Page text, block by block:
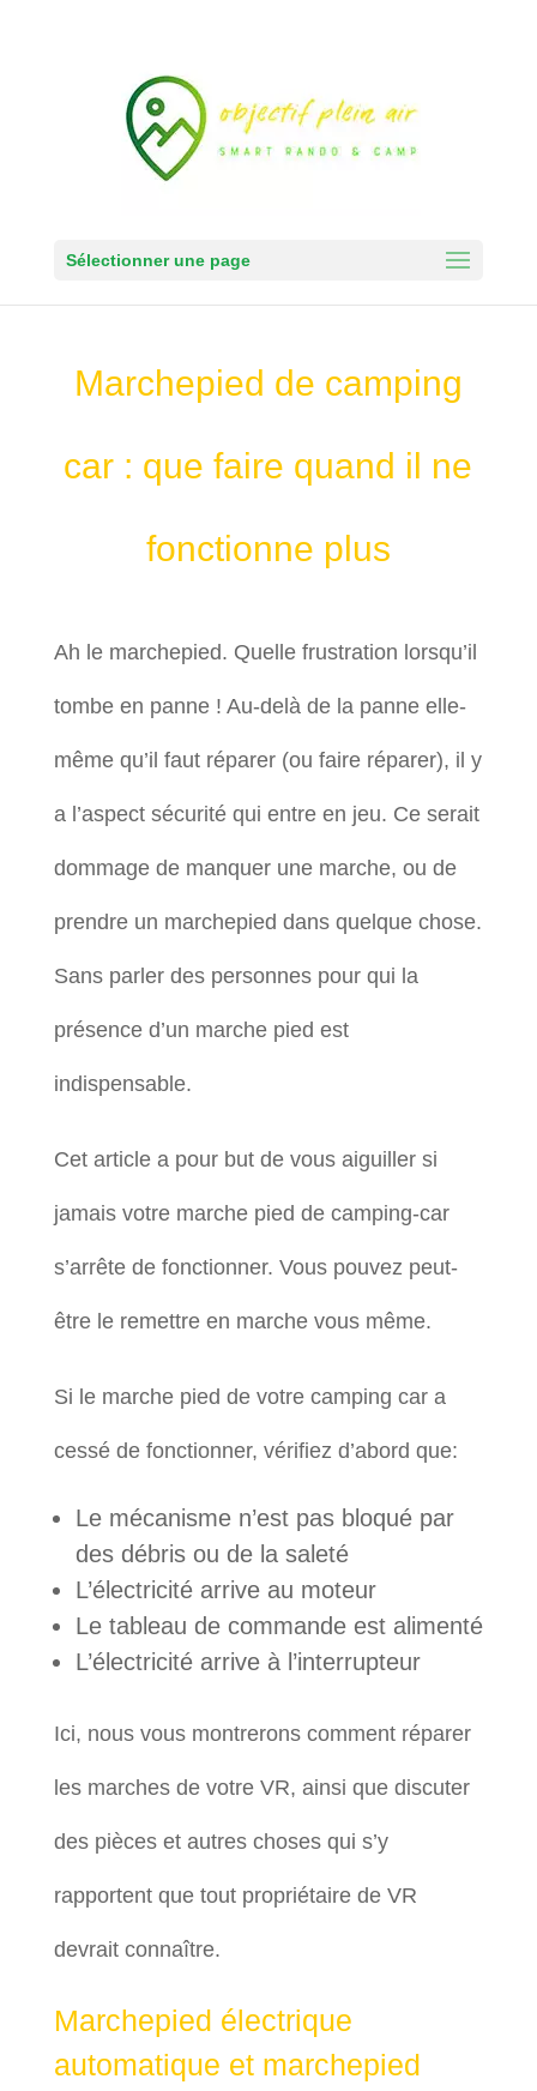
Sélectionner une page
Marchepied de camping
car : que faire quand il ne
fonctionne plus
Ah le marchepied. Quelle frustration lorsqu’il
tombe en panne ! Au-delà de la panne elle-
même qu’il faut réparer (ou faire réparer), il y
a l’aspect sécurité qui entre en jeu. Ce serait
dommage de manquer une marche, ou de
prendre un marchepied dans quelque chose.
Sans parler des personnes pour qui la
présence d’un marche pied est
indispensable.
Cet article a pour but de vous aiguiller si
jamais votre marche pied de camping-car
s’arrête de fonctionner. Vous pouvez peut-
être le remettre en marche vous même.
Si le marche pied de votre camping car a
cessé de fonctionner, vérifiez d’abord que:
Le mécanisme n’est pas bloqué par
des débris ou de la saleté
L’électricité arrive au moteur
Le tableau de commande est alimenté
L’électricité arrive à l’interrupteur
Ici, nous vous montrerons comment réparer
les marches de votre VR, ainsi que discuter
des pièces et autres choses qui s’y
rapportent que tout propriétaire de VR
devrait connaître.
Marchepied électrique
automatique et marchepied